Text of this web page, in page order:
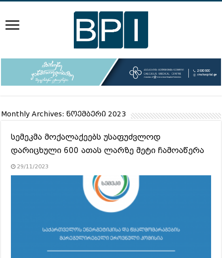
Monthly Archives:ნოემბერი 2023
სემეკმა მოქალაქეებს უსაფუძვლოდ
დარიცხული 600 ათას ლარზე მეტი ჩამოაწერა
29/11/2023